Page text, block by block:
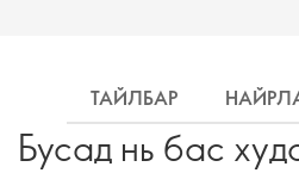
ТАЙЛБАР
Бусад нь бас